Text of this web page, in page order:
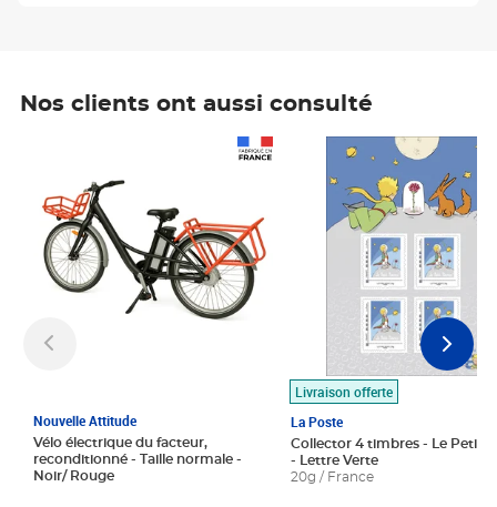
Nos clients ont aussi consulté
Nouvelle Attitude
Vélo électrique du facteur,
reconditionné - Taille normale -
Noir/ Rouge
Livraison offerte
La Poste
Collector 4 timbres - Le Petit
- Lettre Verte
20g / France
Prix 7,50€